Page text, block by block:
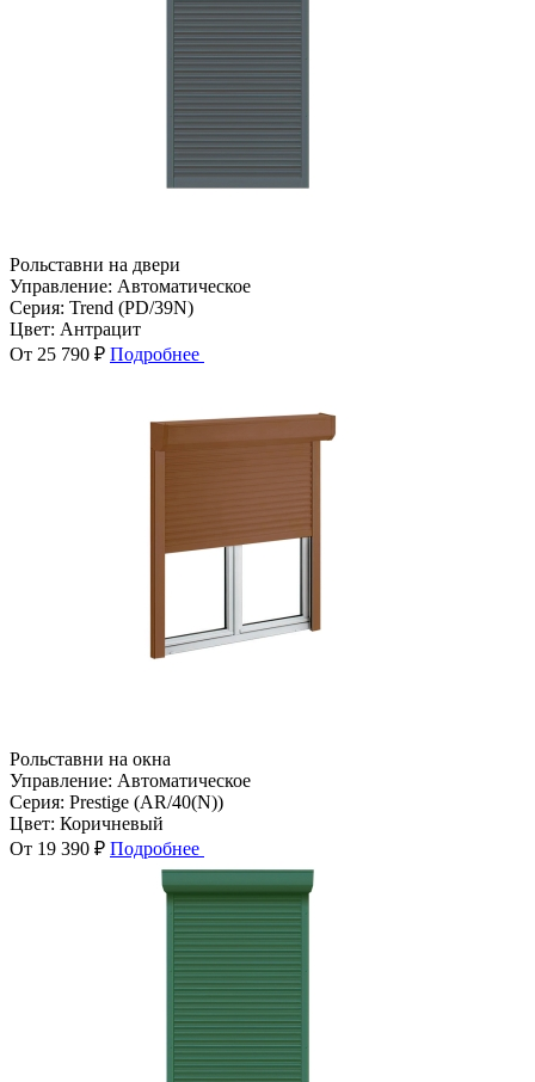
Рольставни на двери
Управление: Автоматическое
Серия: Trend (PD/39N)
Цвет: Антрацит
От 25 790 ₽ Подробнее
Рольставни на окна
Управление: Автоматическое
Серия: Prestige (AR/40(N))
Цвет: Коричневый
От 19 390 ₽ Подробнее